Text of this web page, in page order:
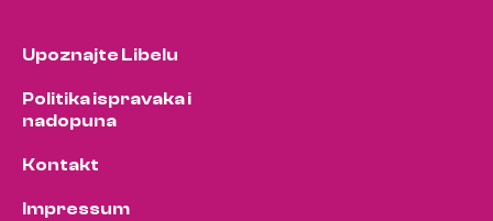
Upoznajte Libelu
Politika ispravaka i
nadopuna
Kontakt
Impressum